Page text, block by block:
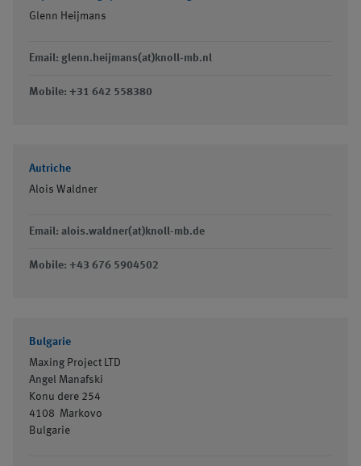
Glenn Heijmans
Email: glenn.heijmans(at)knoll-mb.nl
Mobile: +31 642 558380
Autriche
Alois Waldner
Email: alois.waldner(at)knoll-mb.de
Mobile: +43 676 5904502
Bulgarie
Maxing Project LTD
Angel Manafski
Konu dere 254
4108 Markovo
Bulgarie